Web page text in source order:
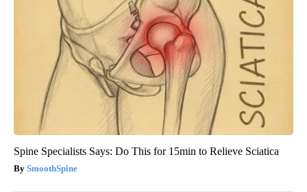
Spine Specialists Says: Do This for 15min to Relieve Sciatica
SmoothSpine